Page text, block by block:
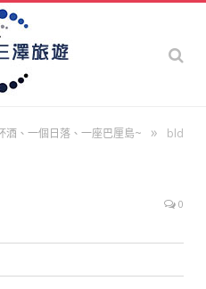
酒、一個日落、一座巴厘島~ » bld
0